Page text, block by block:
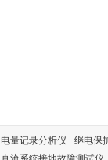
电量记录分析仪 继电保